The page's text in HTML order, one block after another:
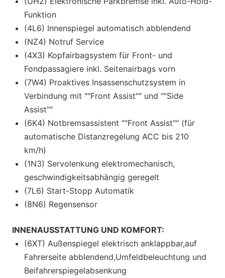
Funktion
(4L6) Innenspiegel automatisch abblendend
(NZ4) Notruf Service
(4X3) Kopfairbagsystem für Front- und
Fondpassagiere inkl. Seitenairbags vorn
(7W4) Proaktives Insassenschutzsystem in
Verbindung mit ""Front Assist"" und ""Side
Assist""
(6K4) Notbremsassistent ""Front Assist"" (für
automatische Distanzregelung ACC bis 210
km/h)
(1N3) Servolenkung elektromechanisch,
geschwindigkeitsabhängig geregelt
(7L6) Start-Stopp Automatik
(8N6) Regensensor
INNENAUSSTATTUNG UND KOMFORT:
(6XT) Außenspiegel elektrisch anklappbar,auf
Fahrerseite abblendend,Umfeldbeleuchtung und
Beifahrerspiegelabsenkung